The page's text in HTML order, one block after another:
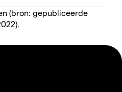
(bron: gepubliceerde